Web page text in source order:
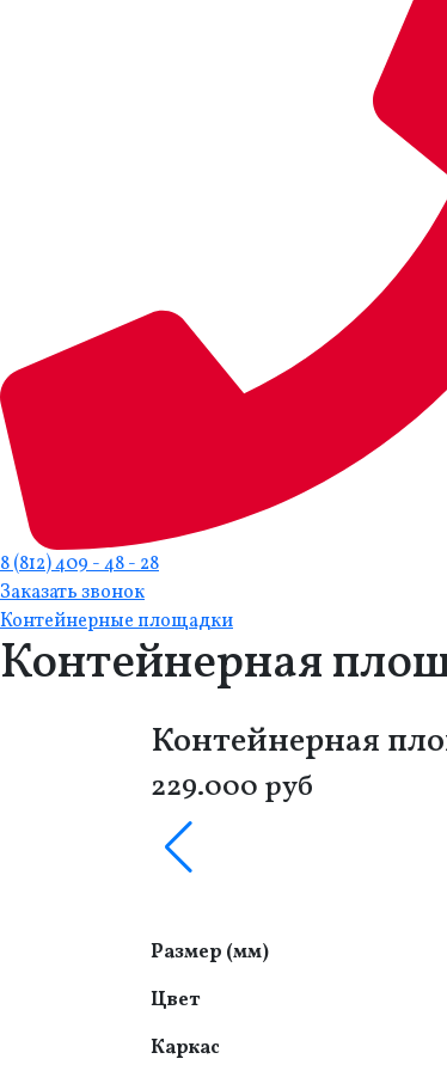
8 (812) 409 - 48 - 28
Заказать звонок
Контейнерные площадки
Контейнерная
Контейнерная
229.000 руб
Размер (мм)
Цвет
Каркас